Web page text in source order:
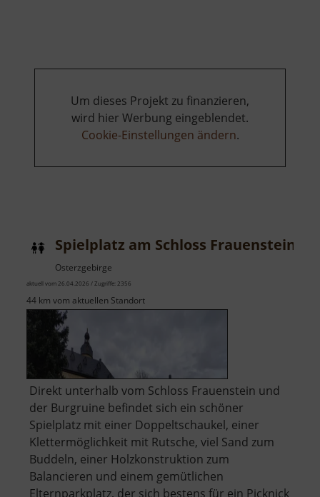
Um dieses Projekt zu finanzieren,
wird hier Werbung eingeblendet.
Cookie-Einstellungen ändern.
Spielplatz am Schloss Frauenstein
Osterzgebirge
aktuell vom 26.04.2026 / Zugriffe: 2356
44 km vom aktuellen Standort
Direkt unterhalb vom Schloss Frauenstein und
der Burgruine befindet sich ein schöner
Spielplatz mit einer Doppeltschaukel, einer
Klettermöglichkeit mit Rutsche, viel Sand zum
Buddeln, einer Holzkonstruktion zum
Balancieren und einem gemütlichen
Elternparkplatz, der sich bestens für ein Picknick